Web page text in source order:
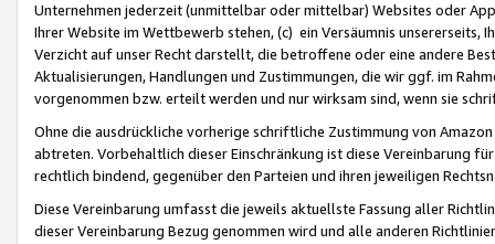
Unternehmen jederzeit (unmittelbar oder mittelbar) Websites oder
Ihrer Website im Wettbewerb stehen, (c) ein Versäumnis unsererseits,
Verzicht auf unser Recht darstellt, die betroffene oder eine andere
Aktualisierungen, Handlungen und Zustimmungen, die wir ggf. im
vorgenommen bzw. erteilt werden und nur wirksam sind, wenn sie
Ohne die ausdrückliche vorherige schriftliche Zustimmung von
abtreten. Vorbehaltlich dieser Einschränkung ist diese Vereinbarung
rechtlich bindend, gegenüber den Parteien und ihren jeweiligen
Diese Vereinbarung umfasst die jeweils aktuellste Fassung aller
dieser Vereinbarung Bezug genommen wird und alle anderen